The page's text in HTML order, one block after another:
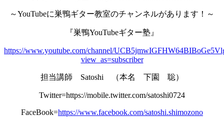
～YouTubeに巣鴨ギター教室のチャンネルがあります！～
『巣鴨YouTubeギター塾』
https://www.youtube.com/channel/
view_as=subscriber
担当講師 Satoshi （本名 下園 聡）
Twitter=https://mobile.twitter.com/satoshi0724
FaceBook=https://www.facebook.com/satoshi.shimozono